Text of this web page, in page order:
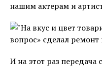
нашим актерам и
И на этот раз